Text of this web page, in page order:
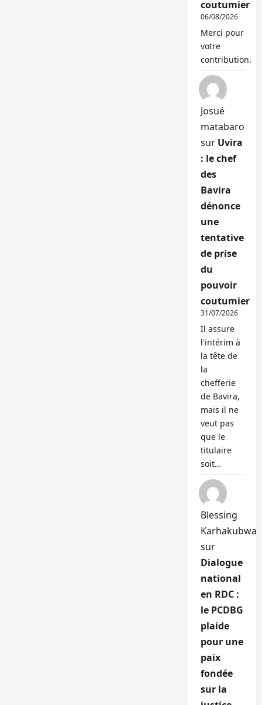
coutumier
06/08/2026
Merci pour
votre
contribution.
Josué
matabaro
sur Uvira
: le chef
des
Bavira
dénonce
une
tentative
de prise
du
pouvoir
coutumier
31/07/2026
Il assure
l'intérim à
la tête de
la
chefferie
de Bavira,
mais il ne
veut pas
que le
titulaire
soit…
Blessing
Karhakubwa
sur
Dialogue
national
en RDC :
le PCDBG
plaide
pour une
paix
fondée
sur la